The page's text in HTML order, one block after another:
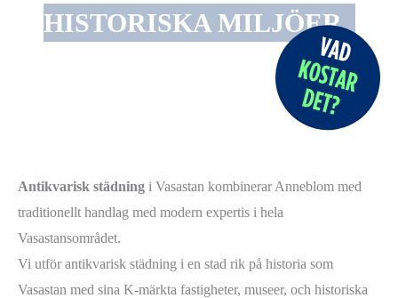
HISTORISKA MILJÖER
Antikvarisk städning i Vasastan kombinerar Anneblom med
traditionellt handlag med modern expertis i hela
Vasastansområdet.
Vi utför antikvarisk städning i en stad rik på historia som
Vasastan med sina K-märkta fastigheter, museer, och historiska